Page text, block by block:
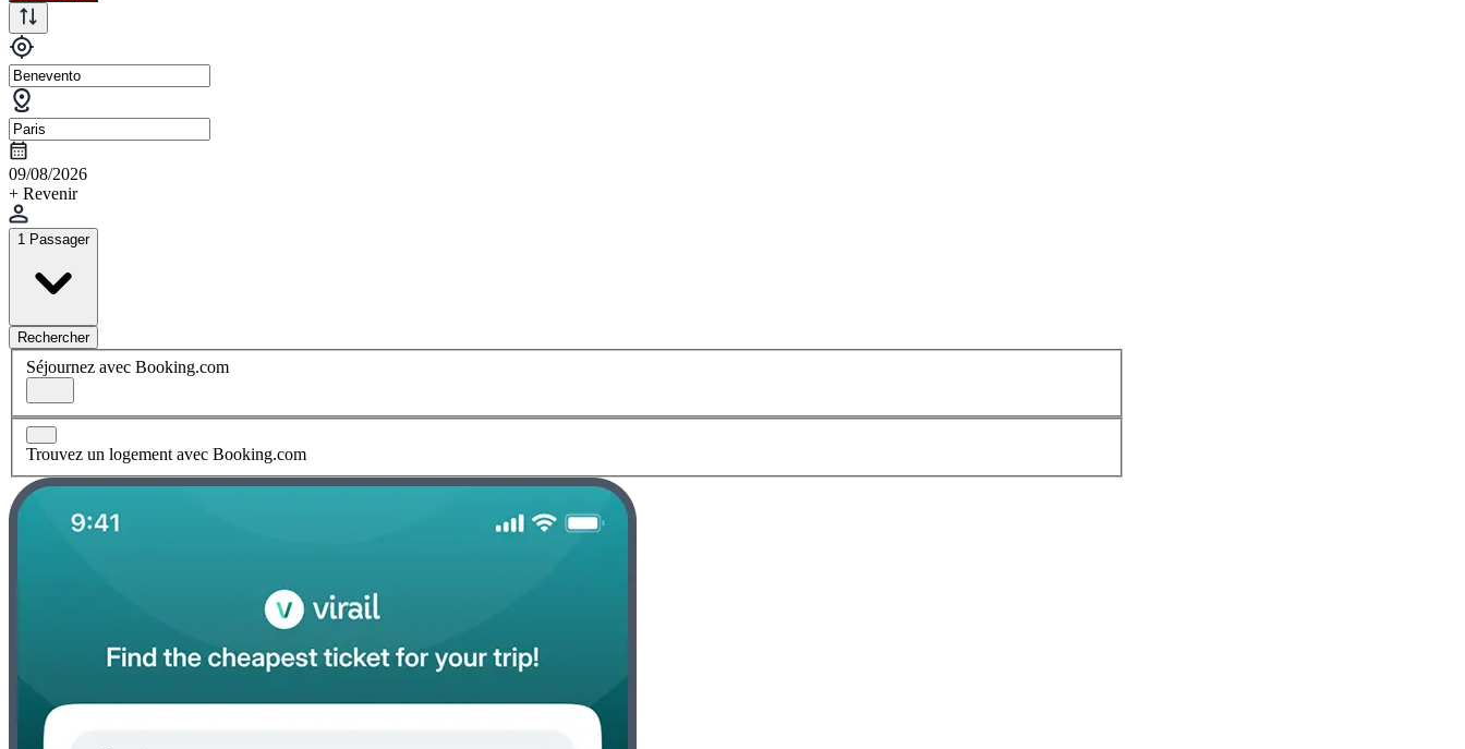
09/08/2026
+ Revenir
1 Passager
Rechercher
Séjournez avec Booking.com
Trouvez un logement avec Booking.com